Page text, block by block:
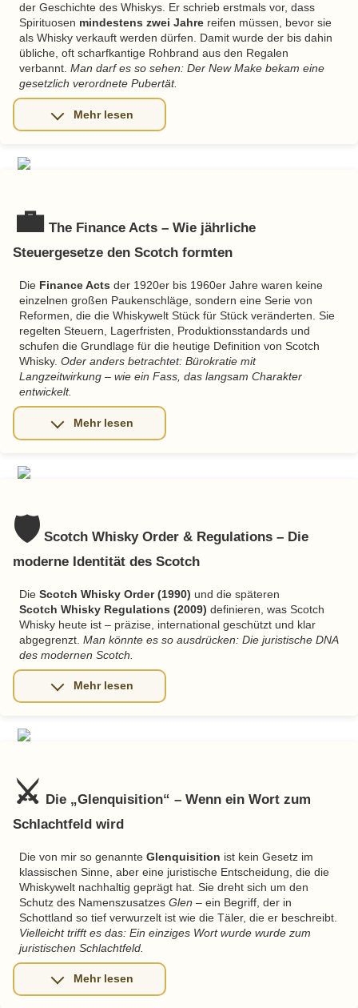
der Geschichte des Whiskys. Er schrieb erstmals vor, dass
Spirituosen mindestens zwei Jahre reifen müssen, bevor sie
als Whisky verkauft werden dürfen. Damit wurde der bis dahin
übliche, oft scharfkantige Rohbrand aus den Regalen
verbannt. Man darf es so sehen: Der New Make bekam eine
gesetzlich verordnete Pubertät.
💼 The Finance Acts – Wie jährliche
Steuergesetze den Scotch formten
Die Finance Acts der 1920er bis 1960er Jahre waren keine
einzelnen großen Paukenschläge, sondern eine Serie von
Reformen, die die Whiskywelt Stück für Stück veränderten. Sie
regelten Steuern, Lagerfristen, Produktionsstandards und
schufen die Grundlage für die heutige Definition von Scotch
Whisky. Oder anders betrachtet: Bürokratie mit
Langzeitwirkung – wie ein Fass, das langsam Charakter
entwickelt.
🛡️ Scotch Whisky Order & Regulations – Die
moderne Identität des Scotch
Die Scotch Whisky Order (1990) und die späteren
Scotch Whisky Regulations (2009) definieren, was Scotch
Whisky heute ist – präzise, international geschützt und klar
abgegrenzt. Man könnte es so ausdrücken: Die juristische DNA
des modernen Scotch.
⚔️ Die Glenquisition
– Wenn ein Wort zum
Schlachtfeld wird
Die von mir so genannte Glenquisition ist kein Gesetz im
klassischen Sinne, aber eine juristische Entscheidung, die die
Whiskywelt nachhaltig geprägt hat. Sie dreht sich um den
Schutz des Namenszusatzes Glen – ein Begriff, der in
Schottland so tief verwurzelt ist wie die Täler, die er beschreibt.
Vielleicht trifft es das: Ein einziges Wort wurde wurde zum
juristischen Schlachtfeld.